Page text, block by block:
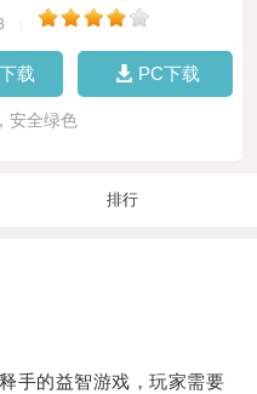
载 PC下载
安全绿色
排行
的益智游戏，玩家需要